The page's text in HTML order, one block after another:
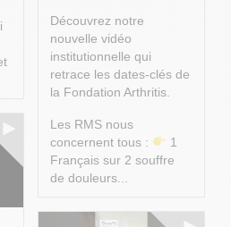
Découvrez notre
nouvelle vidéo
institutionnelle qui
retrace les dates-clés de
la Fondation Arthritis.
Les RMS nous
concernent tous :
1
Français sur 2 souffre
de douleurs...